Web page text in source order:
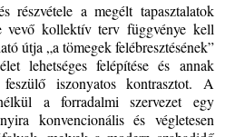
részvétele a megélt tapasztalatok
vevő kollektív terv függvénye kell
útja „a tömegek felébresztésének”
lehetséges felépítése és annak
iszonyatos kontrasztot. A
a forradalmi szervezet egy
konvencionális és végletesen